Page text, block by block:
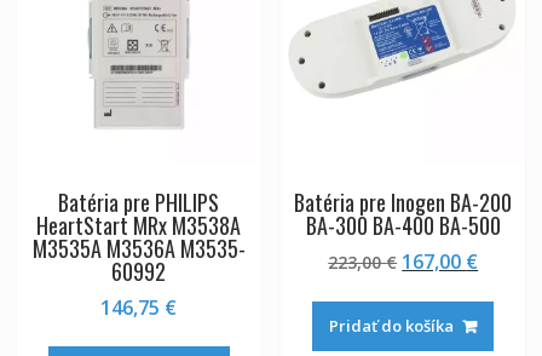
Batéria pre PHILIPS
HeartStart MRx M3538A
M3535A M3536A M3535-
60992
146,75 €
Batéria pre Inogen BA-200
BA-300 BA-400 BA-500
223,00€ Pôvodná
bola:
223,00 €.
167,00 €
Pridať do košíka